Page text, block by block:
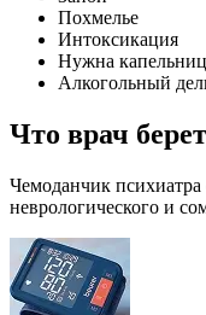
Похмелье
Интоксикация
Нужна
Алкогольный
Что врач
Чемоданчик
неврологического и